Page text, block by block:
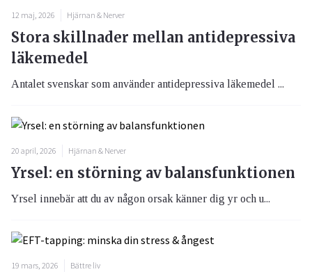
12 maj, 2026 Hjärnan & Nerver
Stora skillnader mellan antidepressiva
läkemedel
Antalet svenskar som använder antidepressiva läkemedel ...
20 april, 2026 Hjärnan & Nerver
Yrsel: en störning av balansfunktionen
Yrsel innebär att du av någon orsak känner dig yr och u...
19 mars, 2026 Bättre liv